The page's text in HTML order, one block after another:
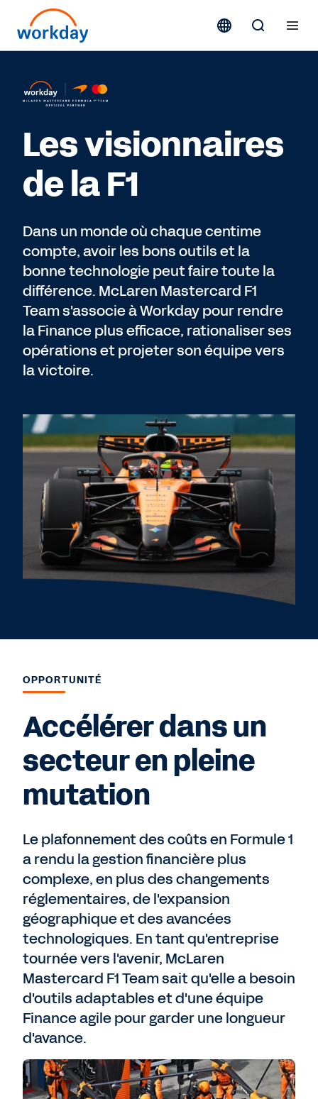
Les visionnaires
de la F1
Dans un monde où chaque centime
compte, avoir les bons outils et la
bonne technologie peut faire toute la
différence. McLaren Mastercard F1
Team s'associe à Workday pour rendre
la Finance plus efficace, rationaliser ses
opérations et projeter son équipe vers
la victoire.
OPPORTUNITÉ
Accélérer dans un
secteur en pleine
mutation
Le plafonnement des coûts en Formule 1
a rendu la gestion financière plus
complexe, en plus des changements
réglementaires, de l'expansion
géographique et des avancées
technologiques. En tant qu'entreprise
tournée vers l'avenir, McLaren
Mastercard F1 Team sait qu'elle a besoin
d'outils adaptables et d'une équipe
Finance agile pour garder une longueur
d'avance.